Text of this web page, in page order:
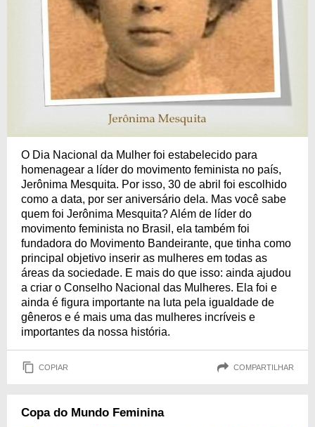
O Dia Nacional da Mulher foi estabelecido para
homenagear a líder do movimento feminista no país,
Jerônima Mesquita. Por isso, 30 de abril foi escolhido
como a data, por ser aniversário dela. Mas você sabe
quem foi Jerônima Mesquita? Além de líder do
movimento feminista no Brasil, ela também foi
fundadora do Movimento Bandeirante, que tinha como
principal objetivo inserir as mulheres em todas as
áreas da sociedade. E mais do que isso: ainda ajudou
a criar o Conselho Nacional das Mulheres. Ela foi e
ainda é figura importante na luta pela igualdade de
gêneros e é mais uma das mulheres incríveis e
importantes da nossa história.
COPIAR COMPARTILHAR
Copa do Mundo Feminina